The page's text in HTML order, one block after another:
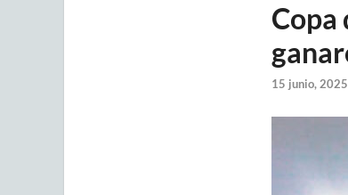
Copa
15 junio, 2025